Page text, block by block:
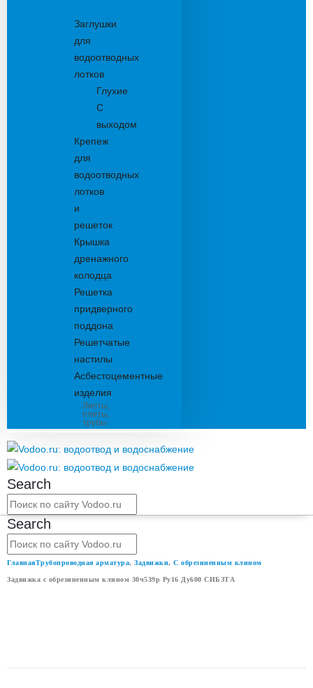
Заглушки
для
водоотводных
лотков
Глухие
С
выходом
Крепеж
для
водоотводных
лотков
и
решеток
Крышка
дренажного
колодца
Решетка
придверного
поддона
Решетчатые
настилы
Асбестоцементные
изделия
Листы,
плиты,
трубы
Search
Search
ГлавнаяТрубопроводная арматура, Задвижки, С обрезиненным клином
Задвижка с обрезиненным клином 30ч539р Ру16 Ду600 СИБЗТА